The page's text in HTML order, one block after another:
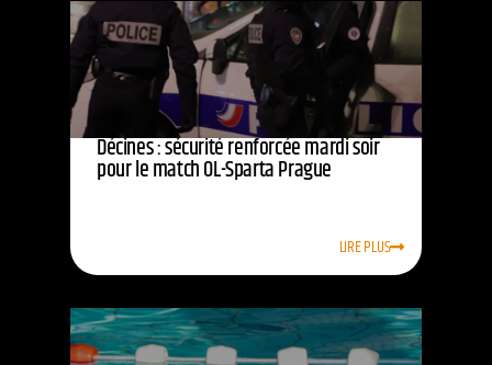
Décines : sécurité renforcée mardi soir
pour le match OL-Sparta Prague
LIRE PLUS